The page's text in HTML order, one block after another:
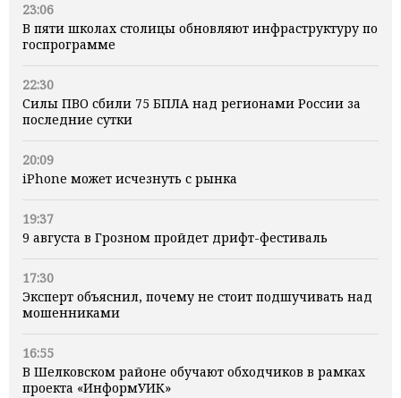
23:06
В пяти школах столицы обновляют инфраструктуру по
госпрограмме
22:30
Силы ПВО сбили 75 БПЛА над регионами России за
последние сутки
20:09
iPhone может исчезнуть с рынка
19:37
9 августа в Грозном пройдет дрифт-фестиваль
17:30
Эксперт объяснил, почему не стоит подшучивать над
мошенниками
16:55
В Шелковском районе обучают обходчиков в рамках
проекта «ИнформУИК»